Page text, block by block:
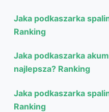
Jaka podkaszarka
Ranking
Jaka podkaszarka
najlepsza? Ranking
Jaka podkaszarka
Ranking